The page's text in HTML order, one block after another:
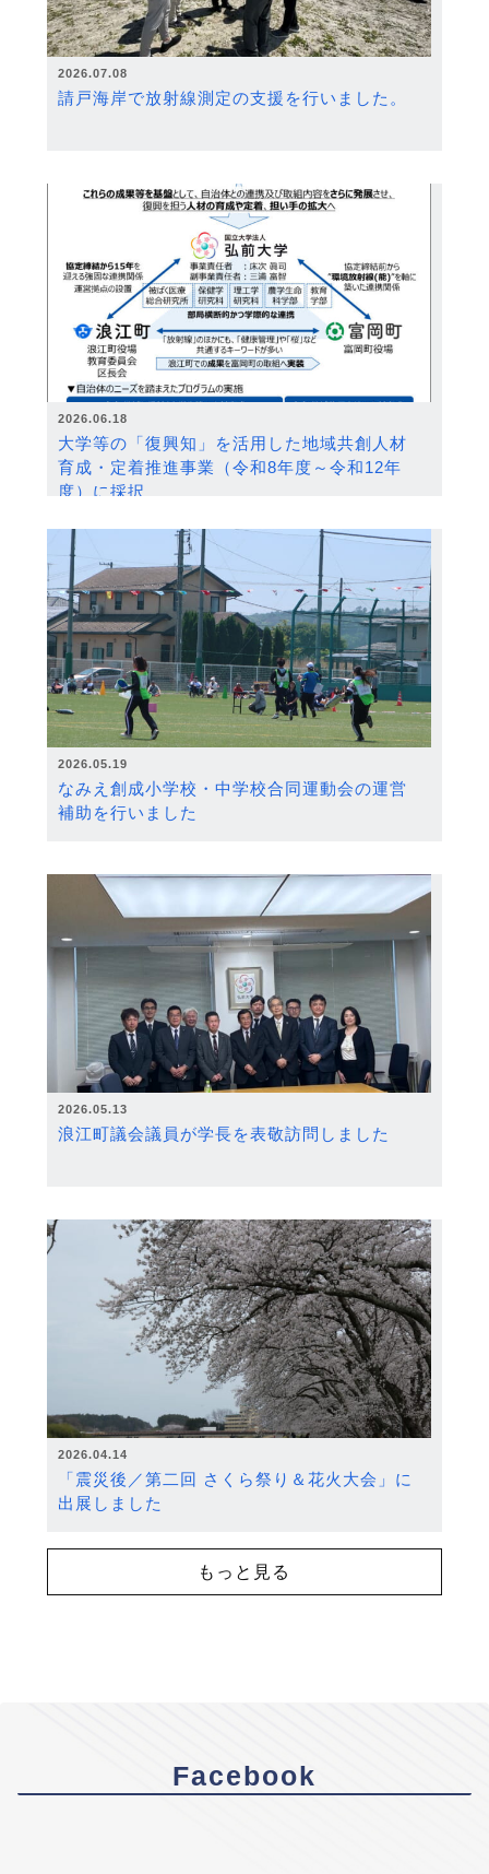
2026.07.08
請戸海岸で放射線測定の支援を行いました。
2026.06.18
大学等の「復興知」を活用した地域共創人材
育成・定着推進事業（令和8年度～令和12年
度）に採択
2026.05.19
なみえ創成小学校・中学校合同運動会の運営
補助を行いました
2026.05.13
浪江町議会議員が学長を表敬訪問しました
2026.04.14
「震災後／第二回 さくら祭り＆花火大会」に
出展しました
もっと見る
Facebook